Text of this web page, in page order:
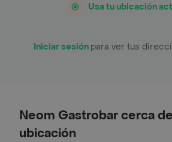
Usa tu ubicación
Iniciar sesión para ver tus
Neom Gastrobar cerca
ubicación